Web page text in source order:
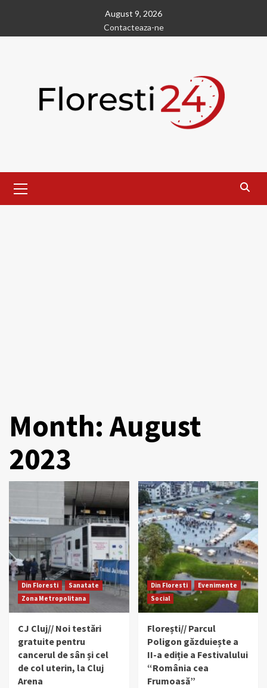
content
August 9, 2026
Contacteaza-ne
Menu
Month:August
2023
Din Floresti
Sanatate
Zona Metropolitana
CJ Cluj// Noi testări
gratuite pentru
cancerul de sân și cel
de col uterin, la Cluj
Arena
Din Floresti
Evenimente
Social
Florești// Parcul
Poligon găzduiește a
II-a ediție a Festivalului
“România cea
Frumoasă”